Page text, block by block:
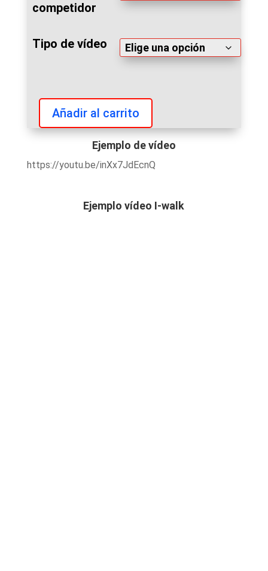
competidor
Tipo de vídeo
Arnold
Classic
2022
Añadir al carrito
Ejemplo de vídeo
https://youtu.be/inXx7JdEcnQ
Ejemplo vídeo I-walk